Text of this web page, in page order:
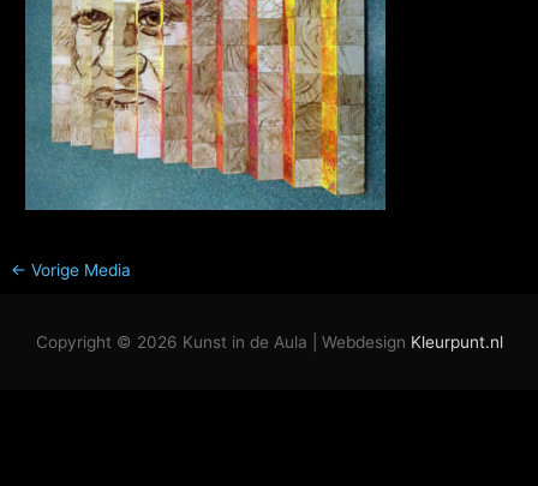
← Vorige Media
Copyright © 2026 Kunst in de Aula | Webdesign Kleurpunt.nl